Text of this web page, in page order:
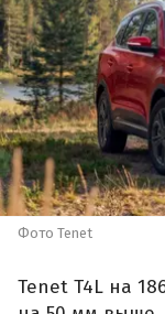
Фото Tenet
Tenet T4L на